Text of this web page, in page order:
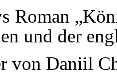
Roman
und der
von Daniil